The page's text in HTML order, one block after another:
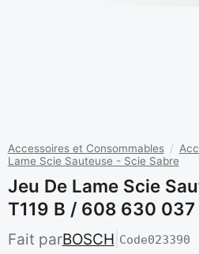
Accessoires et Consommables /
Lame Scie Sauteuse - Scie Sabre
Jeu De Lame Scie
T119 B / 608 630 037
Fait parBOSCH Code023390